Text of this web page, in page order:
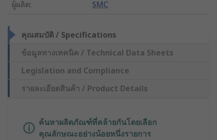
ผู้ผลิต: SMC
คุณสมบัติ / Specifications
ข้อมูลทางเทคนิค / Technical Data Sheets
Legislation and Compliance
รายละเอียดสินค้า / Product Details
ค้นหาผลิตภัณฑ์ที่คล้ายกันโดยเลือก
คุณลักษณะอย่างน้อยหนึ่งรายการ